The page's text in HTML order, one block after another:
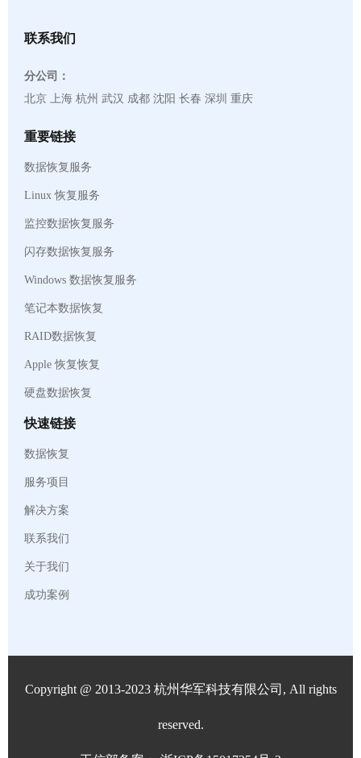
联系我们
分公司：
北京 上海 杭州 武汉 成都 沈阳 长春 深圳 重庆
重要链接
数据恢复服务
Linux 恢复服务
监控数据恢复服务
闪存数据恢复服务
Windows 数据恢复服务
笔记本数据恢复
RAID数据恢复
Apple 恢复恢复
硬盘数据恢复
快速链接
数据恢复
服务项目
解决方案
联系我们
关于我们
成功案例
Copyright @ 2013-2023 杭州华军科技有限公司, All rights
reserved.